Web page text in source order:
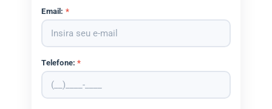
Email: *
Telefone:*